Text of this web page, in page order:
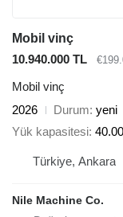
Mobil vinç
10.940.000 TL
Mobil vinç
2026
Durum yeni
Yük kapasitesi
Türkiye, Ankara
Nile Machine Co.